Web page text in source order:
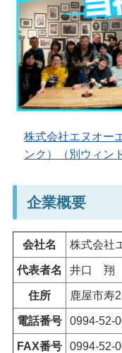
株式会社エヌオー
ンク）（別ウィン
企業概要
会社名 株式会社
代表者名 井口 翔
住所 鹿屋市寿
電話番号 0994-52-
FAX番号 0994-52-